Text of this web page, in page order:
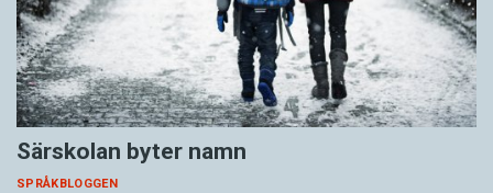
Särskolan byter namn
SPRÅKBLOGGEN